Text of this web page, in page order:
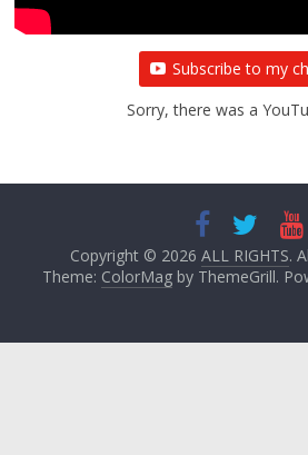
Subscribe to my
Sorry, there was a
Copyright © 2026 ALL RIGHTS.
Theme: ColorMagby ThemeGrill.